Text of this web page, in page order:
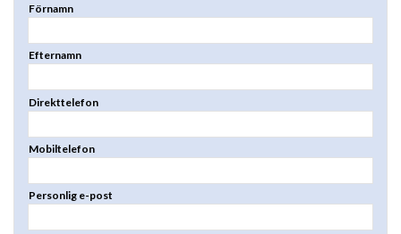
Förnamn
Efternamn
Direkttelefon
Mobiltelefon
Personlig e-post